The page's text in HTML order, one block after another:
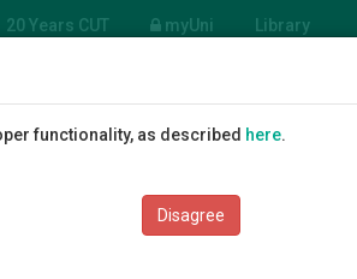
20 Years CUT myUni Library
Students Education Research
functionality, as described here.
Disagree